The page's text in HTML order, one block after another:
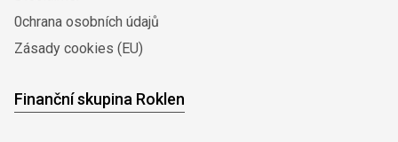
0chrana osobních údajů
Zásady cookies (EU)
Finanční skupina Roklen